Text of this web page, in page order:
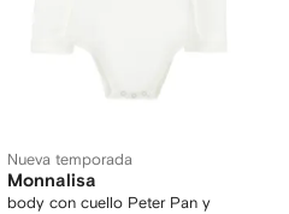
Nueva temporada
Monnalisa
body con cuello Peter Pan y